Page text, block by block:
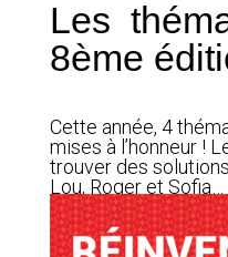
Les
8ème
Cette année, 4
mises à l’honneur !
trouver des
Lou, Roger et Sofia…